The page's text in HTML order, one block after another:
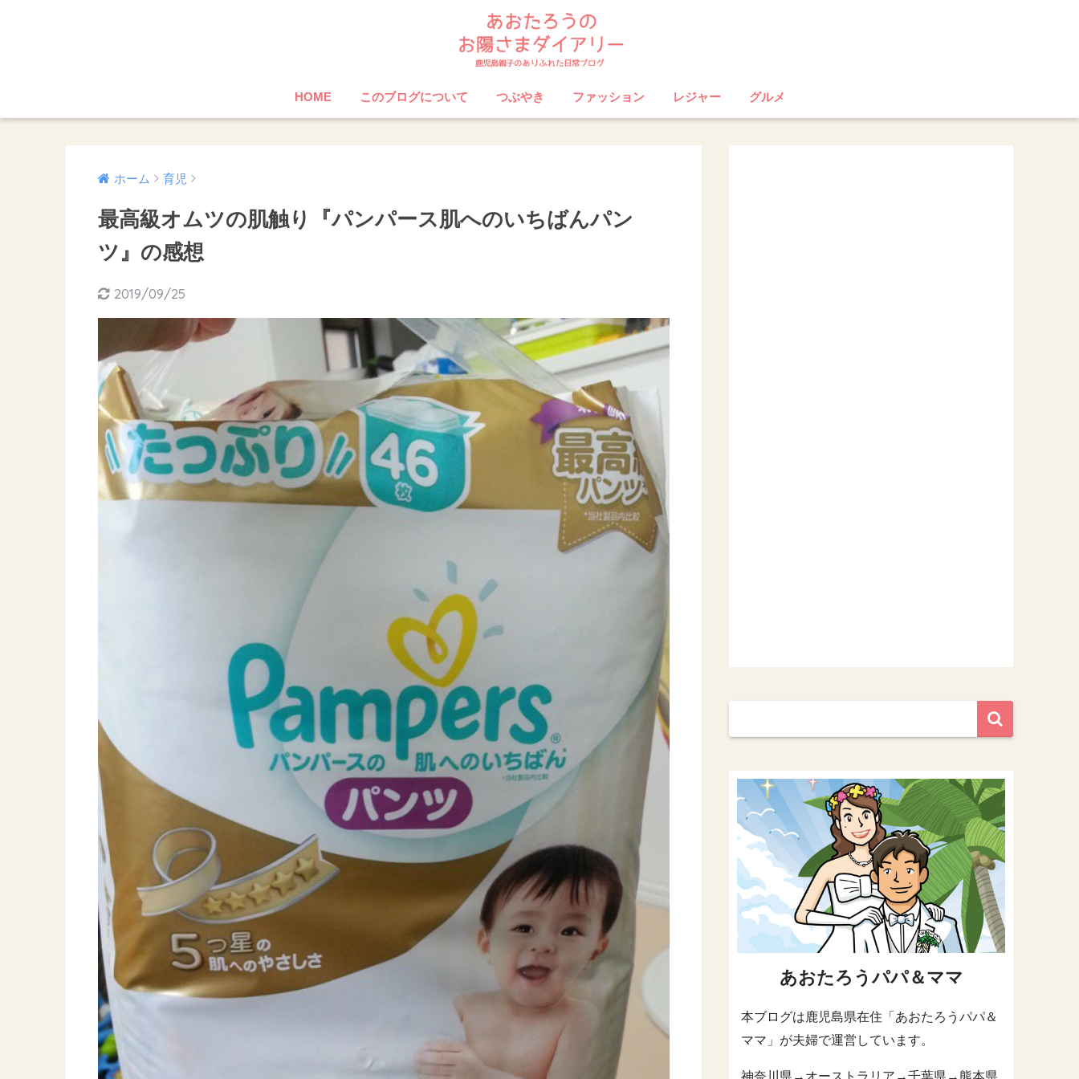
HOME このブログについて つぶやき ファッション レジャー グルメ
ホーム 育児
最高級オムツの肌触り『パンパース肌へのいちばんパン
ツ』の感想
2019/09/25
あおたろうパパ＆ママ
本ブログは鹿児島県在住「あおたろうパパ＆
ママ」が夫婦で運営しています。
神奈川県→オーストラリア→千葉県→熊本県